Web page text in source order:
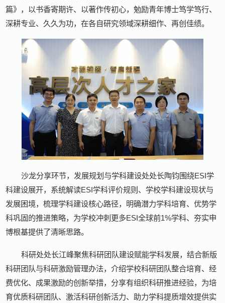
篇》，以书香寄期许、以著作传初心，勉励青年博士笃学笃行、
深耕专业、久久为功，在各自研究领域深耕细作、再创佳绩。
沙龙分享环节，发展规划与学科建设处处长陶钧围绕ESI学
科建设展开，系统解读ESI学科评价规则、学校学科建设现状与
发展困境，梳理学科建设核心路径，明确潜力学科培育、优势学
科巩固的推进策略，为学校冲刺更多ESI全球前1%学科、夯实申
博根基提供了清晰思路。
科研处处长江峰聚焦科研团队建设赋能学科发展，结合新版
科研团队与科研激励管理办法，介绍学校科研团队整合培育、经
费优化、成果激励的创新举措，分享有组织科研推进经验，为培
育优质科研团队、激活科研创新活力、助力学科提质增效提供实